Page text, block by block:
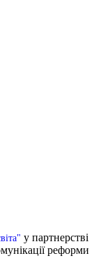
у партнерстві
реформи